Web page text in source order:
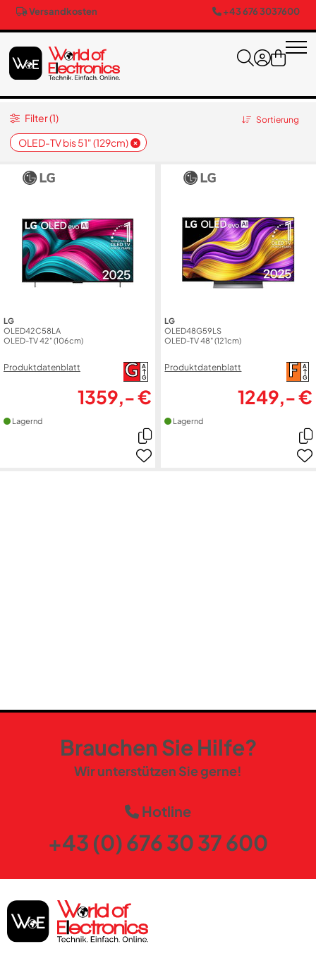
Versandkosten +43 676 3037600
Sortierung
OLED-TV bis 51" (129cm)
Filter (1)
LG
OLED42C58LA
OLED-TV 42" (106cm)
Produktdatenblatt
A
G
G
1359,- €
Lagernd
LG
OLED48G59LS
OLED-TV 48" (121cm)
Produktdatenblatt
A
G
F
1249,- €
Lagernd
Brauchen Sie Hilfe?
Wir unterstützen Sie gerne!
Hotline
+43 (0) 676 30 37 600